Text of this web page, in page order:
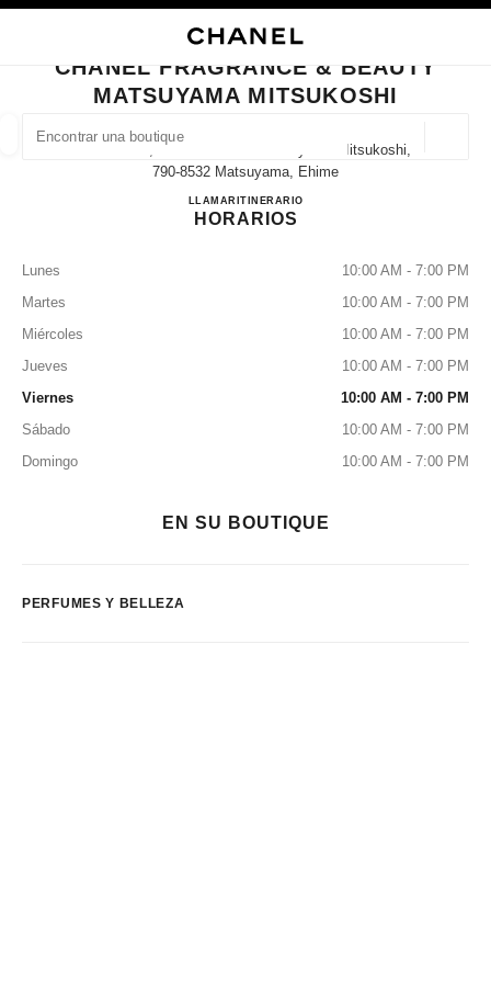
BUSCAR UNA BOUTIQUE
las sugerencias se muestran debajo de esta barra de búsqueda
0 Sugerencias disponibles
CERRAR TARJETA DE BOUTIQUE CHANEL FRAGRANCE & BEAUTY
CHANEL FRAGRANCE & BEAUTY
MATSUYAMA MITSUKOSHI
Ichibancho, 3 Chome−１−1 Matsuyama Mitsukoshi,
790-8532 Matsuyama, Ehime
LLAMAR089-934-8546
ITINERARIOCHANEL FRAGRANCE &
HORARIOS
Lunes
10:00 AM - 7:00 PM
Martes
10:00 AM - 7:00 PM
Miércoles
10:00 AM - 7:00 PM
Jueves
10:00 AM - 7:00 PM
Viernes
10:00 AM - 7:00 PM
Sábado
10:00 AM - 7:00 PM
Domingo
10:00 AM - 7:00 PM
EN SU BOUTIQUE
PERFUMES Y BELLEZA
RELOJERÍA Y JOYERÍA